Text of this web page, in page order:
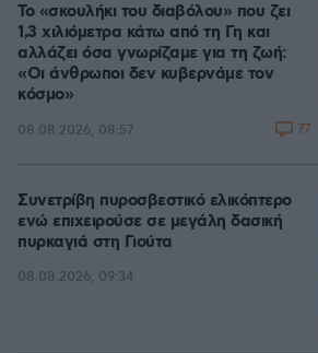
Το «σκουλήκι του διαβόλου» που ζει
1,3 χιλιόμετρα κάτω από τη Γη και
αλλάζει όσα γνωρίζαμε για τη ζωή:
«Οι άνθρωποι δεν κυβερνάμε τον
κόσμο»
08.08.2026, 08:57 77
Συνετρίβη πυροσβεστικό ελικόπτερο
ενώ επιχειρούσε σε μεγάλη δασική
πυρκαγιά στη Γιούτα
08.08.2026, 09:34